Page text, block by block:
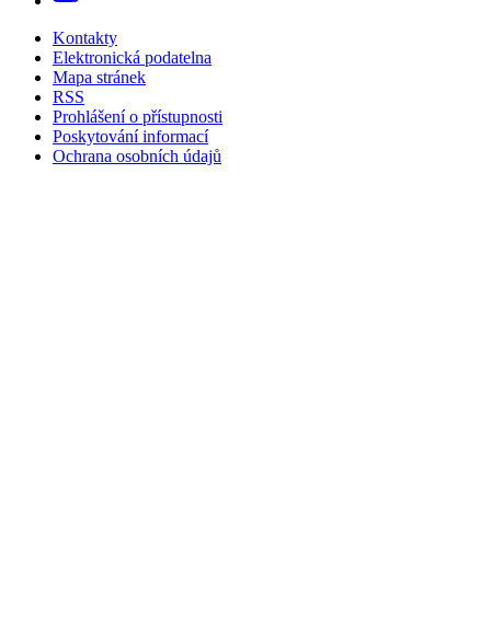
Kontakty
Elektronická podatelna
Mapa stránek
RSS
Prohlášení o přístupnosti
Poskytování informací
Ochrana osobních údajů